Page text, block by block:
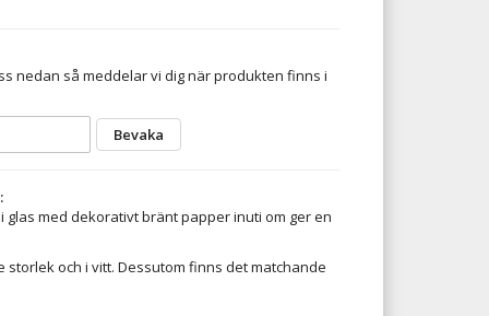
nedan så meddelar vi dig när produkten finns i
Bevaka
glas med dekorativt bränt papper inuti om ger en
storlek och i vitt. Dessutom finns det matchande